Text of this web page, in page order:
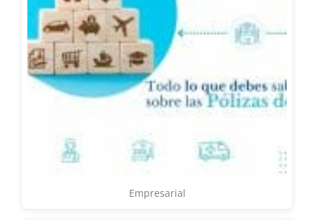
Empresarial